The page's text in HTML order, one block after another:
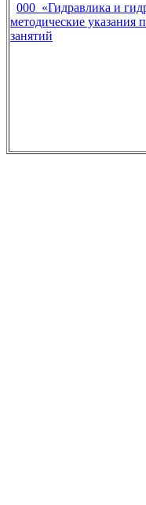
000 «Гидравлика и
методические указания
занятий